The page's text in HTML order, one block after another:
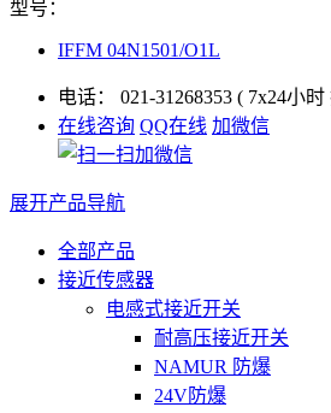
型号：
IFFM 04N1501/O1L
电话： 021-31268353 ( 7x24小
在线咨询 QQ在线 加微信
展开产品导航
全部产品
接近传感器
电感式接近开关
耐高压接近开关
NAMUR 防爆
24V防爆